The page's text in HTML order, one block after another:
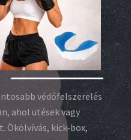
védőfelszerelés
ahol ütések vagy
Ökölvívás, kick-box,